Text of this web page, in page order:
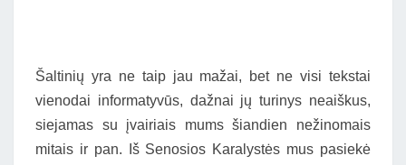
Šaltinių yra ne taip jau mažai, bet ne visi tekstai
vienodai informatyvūs, dažnai jų turinys neaiškus,
siejamas su įvairiais mums šiandien nežinomais
mitais ir pan. Iš Senosios Karalystės mus pasiekė